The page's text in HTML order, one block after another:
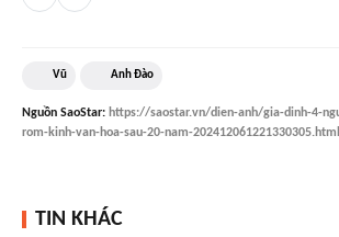
Vũ Anh Đào
Nguồn SaoStar: https://saostar.vn/dien-anh/gia-dinh-4-
rom-kinh-van-hoa-sau-20-nam-202412061221330305.html
TIN KHÁC